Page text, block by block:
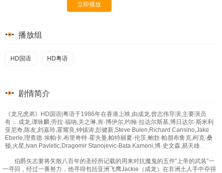
立即播放
播放组
HD国语 HD粤语
剧情简介
《龙兄虎弟》HD国语|粤语于1986年在香港上映,由成龙,曾志伟导演,主要演员
有： 成龙,谭咏麟,劳拉·福纳,关之琳,肯·博伊尔,约翰·拉达尔斯基,博日达尔·斯米利
亚尼奇,陈友,刘嘉玲,霍耀良,钟镇涛,彭健新,Steve Bulen,Richard Cansino,Jake
Eberle,理查德·埃帕卡,布里奇特·霍夫曼,帕特丽夏·伦茨,鲍勃·帕朋布鲁克,柯克·桑
顿,火星,Ivan Pavletic,Dragomir Stanojevic-Bata Kameni,博·史文森,易天雄 .
伯爵矢志要将失散八百年的圣经所记载的用来对抗魔鬼的五件“上帝的武装”一
一寻回，经过一番努力，他寻得包括亚洲飞鹰Jackie（成龙）在非洲土人手中夺得